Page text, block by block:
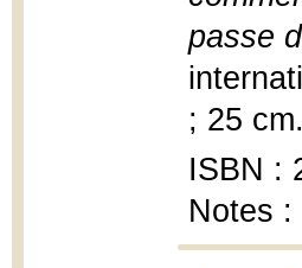
passe
; 25 cm.
ISBN :
Notes :